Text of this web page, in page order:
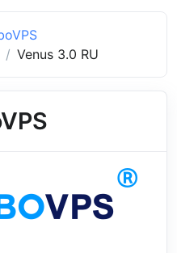
Venus 3.0 RU